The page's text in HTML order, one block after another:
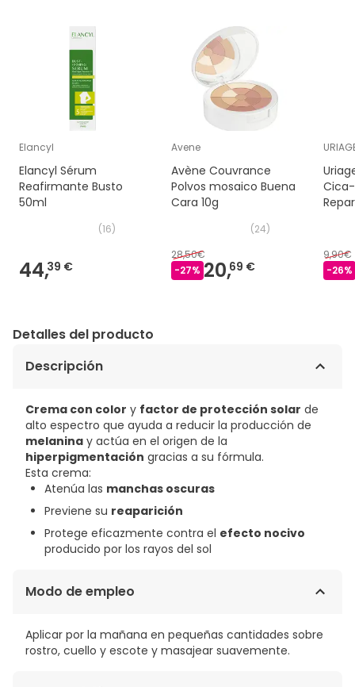
Elancyl
Elancyl Sérum
Reafirmante Busto
50ml
(16)
44,39 €
Avene
Avène Couvrance
Polvos mosaico Buena
Cara 10g
(24)
28,50€
-27% 20,69 €
9,90€
-26%
Detalles del producto
Descripción
Crema con color y factor de protección solar de
alto espectro que ayuda a reducir la producción de
melanina y actúa en el origen de la
hiperpigmentación gracias a su fórmula.
Esta crema:
Atenúa las manchas oscuras
Previene su reaparición
Protege eficazmente contra el efecto nocivo
producido por los rayos del sol
Modo de empleo
Aplicar por la mañana en pequeñas cantidades sobre
rostro, cuello y escote y masajear suavemente.